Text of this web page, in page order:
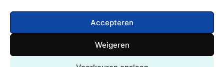
Accepteren
Weigeren
Top Een balenpers kopen en kosten verlagen